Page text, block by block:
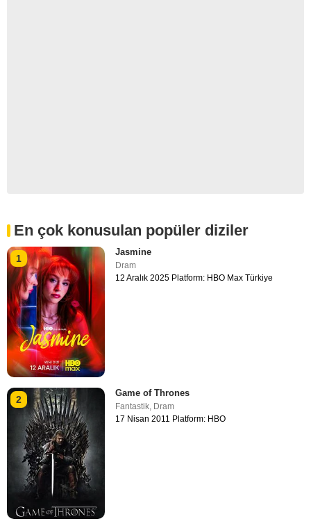
En çok konusulan popüler diziler
1
Jasmine
Dram
12 Aralık 2025 Platform: HBO Max Türkiye
2
Game of Thrones
Fantastik, Dram
17 Nisan 2011 Platform: HBO